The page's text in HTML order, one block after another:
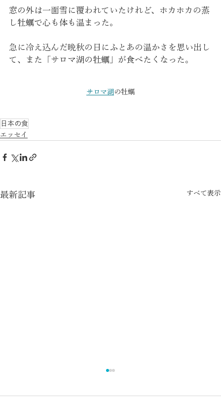
窓の外は一面雪に覆われていたけれど、ホカホカの蒸
し牡蠣で心も体も温まった。
急に冷え込んだ晩秋の日にふとあの温かさを思い出し
て、また「サロマ湖の牡蠣」が食べたくなった。
サロマ湖 の牡蠣
日本の食
エッセイ
最新記事 すべて表示